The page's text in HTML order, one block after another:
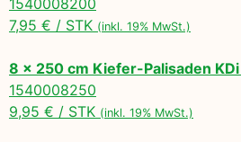
7,95 € / STK (inkl. 19% MwSt.)
8 x 250 cm Kiefer-Palisaden KDi
1540008250
9,95 € / STK (inkl. 19% MwSt.)